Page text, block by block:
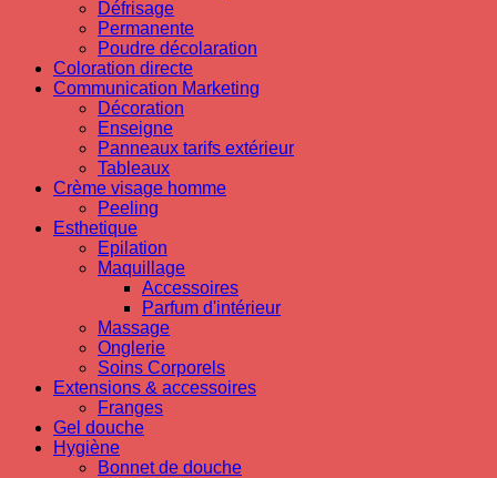
Défrisage
Permanente
Poudre décolaration
Coloration directe
Communication Marketing
Décoration
Enseigne
Panneaux tarifs extérieur
Tableaux
Crème visage homme
Peeling
Esthetique
Epilation
Maquillage
Accessoires
Parfum d'intérieur
Massage
Onglerie
Soins Corporels
Extensions & accessoires
Franges
Gel douche
Hygiène
Bonnet de douche